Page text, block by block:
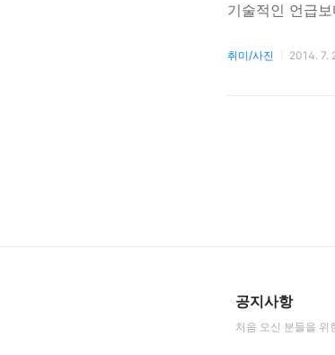
기술적인 언급
메라를 기존에
다. 22mm 단렌
취미/사진 2014. 7.
공지사항